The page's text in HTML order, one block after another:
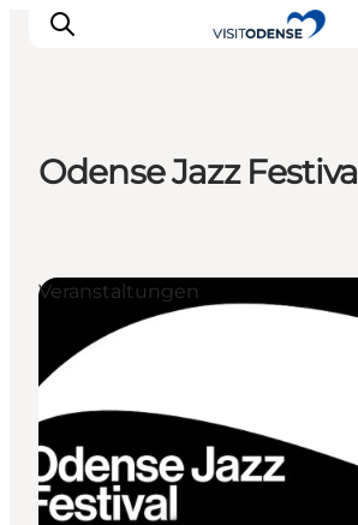
Reiseplanung
Inspiration
Odense Jazz Festival
Veranstaltungen